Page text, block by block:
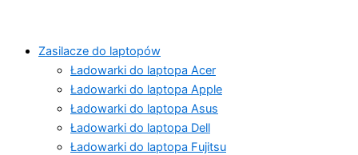
Zasilacze do laptopów
Ładowarki do laptopa Acer
Ładowarki do laptopa Apple
Ładowarki do laptopa Asus
Ładowarki do laptopa Dell
Ładowarki do laptopa Fujitsu